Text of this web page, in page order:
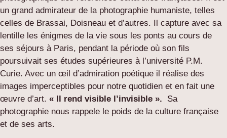
un grand admirateur de la photographie humaniste, telles
celles de Brassai, Doisneau et d’autres. Il capture avec sa
lentille les énigmes de la vie sous les ponts au cours de
ses séjours à Paris, pendant la période où son fils
poursuivait ses études supérieures à l’université P.M.
Curie. Avec un œil d’admiration poétique il réalise des
images imperceptibles pour notre quotidien et en fait une
œuvre d’art. « Il rend visible l’invisible ».
Sa
photographie nous rappele le poids de la culture française
et de ses arts.